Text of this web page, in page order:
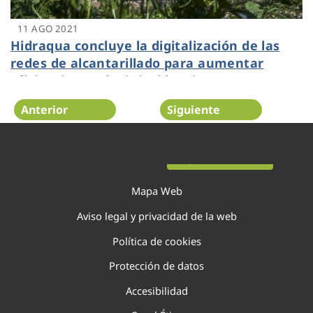
11 AGO 2021
Hidraqua concluye la digitalización de las
redes de alcantarillado para aumentar
eficiencia y reducir incidencias
Anterior Siguiente
Mapa Web
Aviso legal y privacidad de la web
Política de cookies
Protección de datos
Accesibilidad